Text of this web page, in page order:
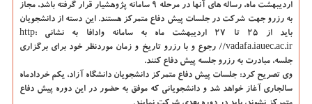
اردیبهشت ماه، رساله های آنها در مرحله ۹ سامانه پژوهشیار قرار گرفته باشد، مجاز
به رزرو جهت شرکت در جلسات پیش دفاع متمرکز هستند. این دسته از دانشجویان
باید از ۲۵ تا ۲۷ اردیبهشت ماه به سامانه وادافا به نشانی http:
//vadafa.iauec.ac.ir رجوع و با رزرو تاریخ و زمان موردنظر خود برای برگزاری
جلسه، مبادرت به رزرو جلسه پیش دفاع کنند.
وی تصریح کرد: جلسات پیش دفاع متمرکز دانشجویان دانشگاه آزاد، یکم خردادماه
سالجاری آغاز خواهد شد و دانشجویانی که موفق به حضور در این دوره پیش دفاع